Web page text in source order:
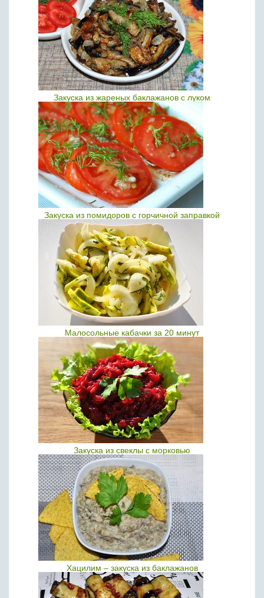
Закуска из жареных баклажанов с луком
Закуска из помидоров с горчичной заправкой
Малосольные кабачки за 20 минут
Закуска из свеклы с морковью
Хацилим – закуска из баклажанов